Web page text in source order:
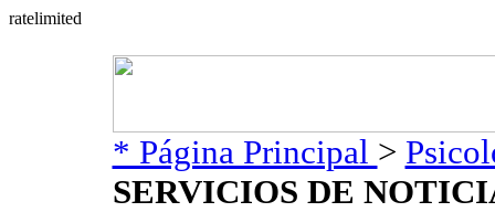
* Página Principal >
SERVICIOS DE